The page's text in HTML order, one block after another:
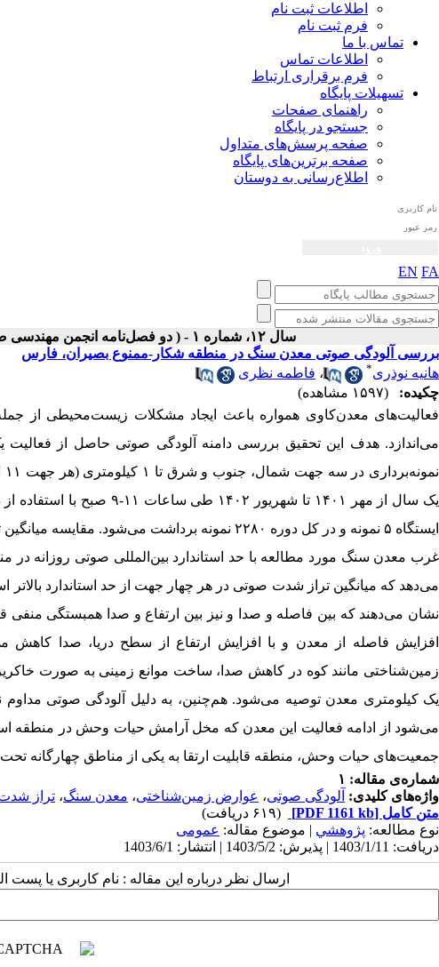
اطلاعات ثبت نام
فرم ثبت نام
تماس با ما
اطلاعات تماس
فرم برقراری ارتباط
تسهیلات پایگاه
راهنمای صفحات
جستجو در پایگاه
صفحه پرسش‌های متداول
صفحه برترین‌های پایگاه
اطلاع‌رسانی به دوستان
EN FA
سال ۱۲، شماره ۱ - ( دو فصل‌نامه انجمن مهندسی صوتیات ايران بهار و تابستان ۱۴۰۳ )
بررسی آلودگی صوتی معدن سنگ در منطقه شکار-ممنوع‌ بصیران، فارس
هانیه نوذری* ، فاطمه نظری
چکیده:
(۱۵۹۷ مشاهده)
فعالیت‌های معدن‌کاوی همواره باعث ایجاد مشکلات زیست‌محیطی از
می‌اندازد. هدف این تحقیق بررسی دامنه آلودگی صوتی حاصل از
یک سال از مهر ۱۴۰۱ تا شهریور ۱۴۰۲ طی ساعات ۱۱-۹ صبح با استفاده از دستگاه ترازسنج‌صدا
ایستگاه ۵ نمونه و در کل دوره ۲۲۸۰ نمونه
می‌دهد که میانگین تراز شدت صوتی در هر چهار جهت از حد استاندارد
نشان می‌دهند که بین فاصله و صدا و نیز بین ارتفاع و صدا همبستگی
افزایش فاصله از معدن و با افزایش ارتفاع از سطح دریا، صدا کاهش
زمین‌شناختی مانند کوه در کاهش صدا، ساخت موانع زمینی به صورت
یک کیلومتری معدن توصیه می‌شود. هم‌چنین، به دلیل آلودگی صوتی
می‌شود از ادامه فعالیت این معدن که مخل آرامش حیات وحش در
جمعیت‌های حیات وحش، منطقه قابلیت ارتقا به یکی از مناطق چهارگانه
شماره‌ی مقاله: ۱
واژه‌های کلیدی: آلودگی صوتی، عوارض زمین‌شناختی، معدن سنگ، تراز
متن کامل [PDF 1161 kb]
(۶۱۹ دریافت)
نوع مطالعه: پژوهشي | موضوع مقاله: عمومی
دریافت: 1403/1/11 | پذیرش: 1403/5/2 | انتشار: 1403/6/1
ارسال نظر درباره این مقاله : نام کاربری یا پست